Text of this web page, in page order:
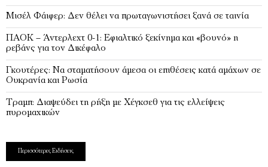
Μισέλ Φάιφερ: Δεν θέλει να πρωταγωνιστήσει ξανά σε ταινία
ΠΑΟΚ – Άντερλεχτ 0-1: Εφιαλτικό ξεκίνημα και «βουνό» η
ρεβάνς για τον Δικέφαλο
Γκουτέρες: Να σταματήσουν άμεσα οι επιθέσεις κατά αμάχων σε
Ουκρανία και Ρωσία
Τραμπ: Διαψεύδει τη ρήξη με Χέγκσεθ για τις ελλείψεις
πυρομαχικών
Περισσότερες Ειδήσεις